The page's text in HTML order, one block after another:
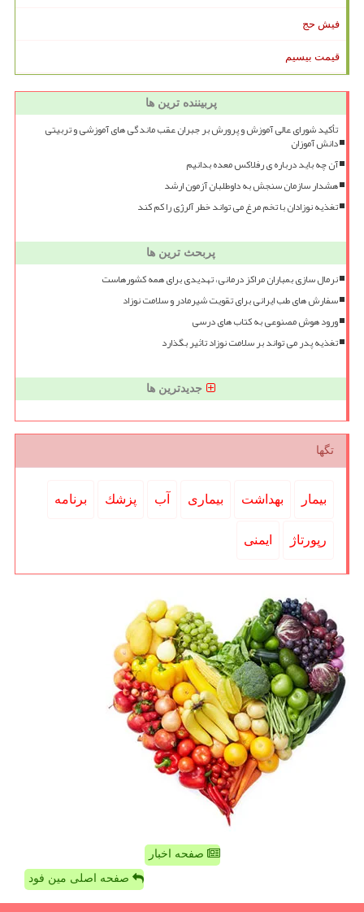
فیش حج
قیمت بیسیم
پربیننده ترین ها
تأکید شورای عالی آموزش و پرورش بر جبران عقب ماندگی های آموزشی و تربیتی
دانش آموزان
آن چه باید درباره ی رفلاکس معده بدانیم
هشدار سازمان سنجش به داوطلبان آزمون ارشد
تغذیه نوزادان با تخم مرغ می تواند خطر آلرژی را کم کند
پربحث ترین ها
نرمال سازی بمباران مراکز درمانی، تهدیدی برای همه کشورهاست
سفارش های طب ایرانی برای تقویت شیرمادر و سلامت نوزاد
ورود هوش مصنوعی به کتاب های درسی
تغذیه پدر می تواند بر سلامت نوزاد تاثیر بگذارد
جدیدترین ها
تگها
بیمار بهداشت بیماری آب پزشك برنامه
رپورتاژ ایمنی
صفحه اخبار
صفحه اصلی مین فود